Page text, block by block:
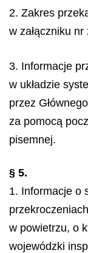
2. Zakres
w załączniku
3. Informacje
w układzie
przez
za pomocą
pisemnej.
§ 5.
1. Informacje o
w powietrzu, o
wojewódzki